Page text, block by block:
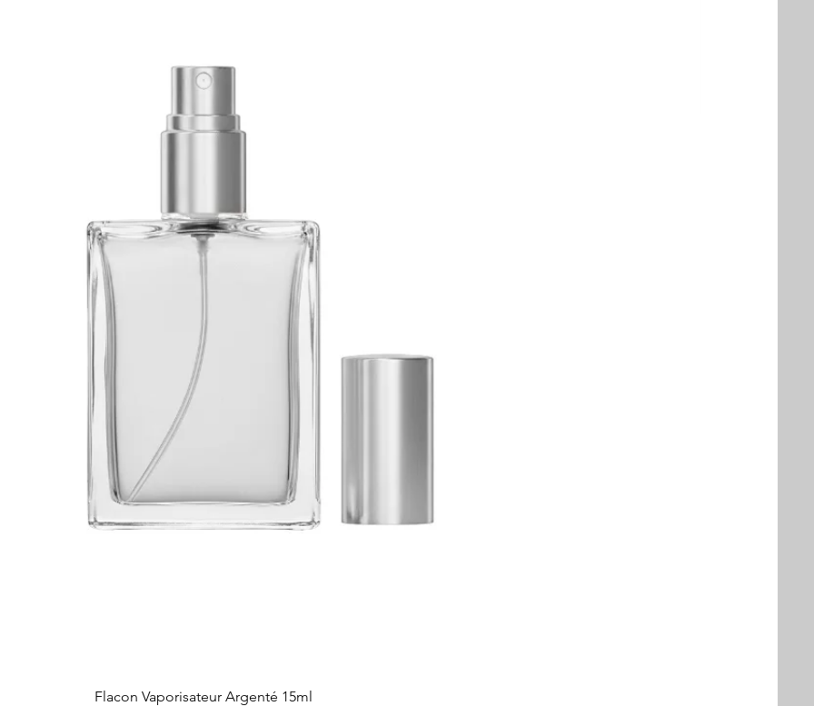
Aperçu rapide
Flacon Vaporisateur Argenté 15ml